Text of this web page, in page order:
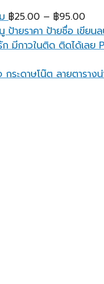
฿25.00 – ฿95.00
฿
ป้ายราคา ป้ายชื่อ เขียน
มีกาวในติด ติดได้เลย
กระดาษโน๊ต ลายตาราง